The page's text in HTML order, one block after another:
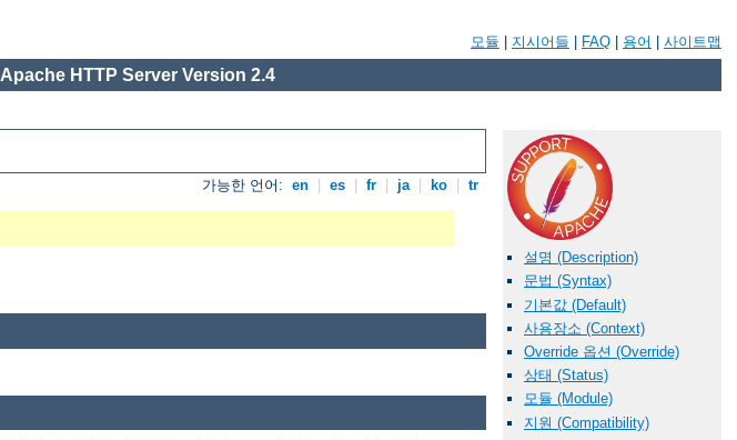
모듈 지시어들 FAQ 용어 사이트맵
Apache HTTP Server Version 2.4
가능한 언어: en es fr ja ko tr
설명 (Description)
문법 (Syntax)
기본값 (Default)
사용장소 (Context)
Override 옵션 (Override)
상태 (Status)
모듈 (Module)
지원 (Compatibility)